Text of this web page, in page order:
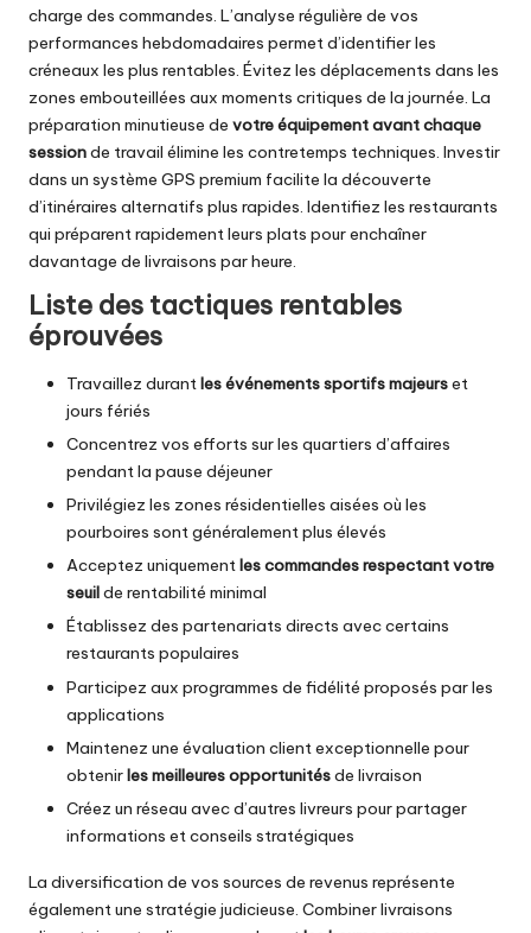
charge des commandes. L’analyse régulière de vos
performances hebdomadaires permet d’identifier les
créneaux les plus rentables. Évitez les déplacements dans les
zones embouteillées aux moments critiques de la journée. La
préparation minutieuse de votre équipement avant chaque
sessionde travail élimine les contretemps techniques. Investir
dans un système GPS premium facilite la découverte
d’itinéraires alternatifs plus rapides. Identifiez les restaurants
qui préparent rapidement leurs plats pour enchaîner
davantage de livraisons par heure.
Liste des tactiques rentables
éprouvées
Travaillez durantles événements sportifs majeurset
jours fériés
Concentrez vos efforts sur les quartiers d’affaires
pendant la pause déjeuner
Privilégiez les zones résidentielles aisées où les
pourboires sont généralement plus élevés
Acceptez uniquementles commandes respectant votre
seuilde rentabilité minimal
Établissez des partenariats directs avec certains
restaurants populaires
Participez aux programmes de fidélité proposés par les
applications
Maintenez une évaluation client exceptionnelle pour
obtenirles meilleures opportunitésde livraison
Créez un réseau avec d’autres livreurs pour partager
informations et conseils stratégiques
La diversification de vos sources de revenus représente
également une stratégie judicieuse. Combiner livraisons